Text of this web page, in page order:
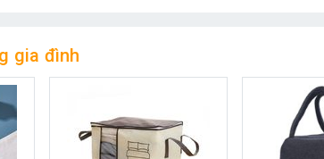
gia đình